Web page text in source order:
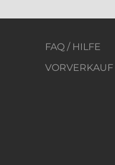
FAQ / HILFE
VORVERKAUF